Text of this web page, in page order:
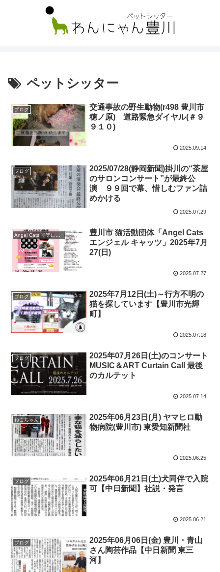
ペットシッター
ブログ
交通事故の野生動物(r498 豊川市
穂ノ原) 道路緊急ダイヤル(＃９
９１０)
2025.09.14
ブログ
2025/07/28(静岡新聞)掛川の“茶屋
のサロンコンサート”が最終公
演 ９９回で幕、惜しむファン詰
めかける
2025.07.29
豊川市 猫活動団体「Angel Cats
エンジェル キャッツ」2025年7月
27(日)
2025.07.27
ブログ
2025年7月12日(土)～行方不明の
猫を探しています【豊川市光輝
町】
2025.07.18
ブログ
2025年07月26日(土)のコンサート
MUSIC＆ART Curtain Call 最後
のカルテット
2025.07.14
ねこちゃん
2025年06月23日(月) ヤマヒロ動
物病院(豊川市) 東愛知新聞社
2025.06.25
ブログ
2025年06月21日(土)犬同伴で入院
可【中日新聞】社説・発言
2025.06.21
ブログ
2025年06月06日(金) 豊川・青山
さん陶芸作品【中日新聞 東三
河】